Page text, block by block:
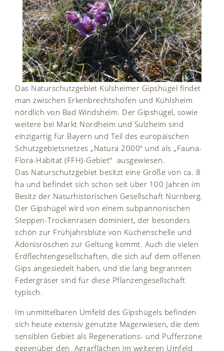
Das Naturschutzgebiet Külsheimer Gipshügel findet
man zwischen Erkenbrechtshofen und Kühlsheim
nördlich von Bad Windsheim. Der Gipshügel, sowie
weitere bei Markt Nordheim und Sulzheim sind
einzigartig für Bayern und Teil des europäischen
Schutzgebietsnetzes „Natura 2000“ und als „Fauna-
Flora-Habitat (FFH)-Gebiet“ ausgewiesen.
Das Naturschutzgebiet besitzt eine Größe von ca. 8
ha und befindet sich schon seit über 100 Jahren im
Besitz der Naturhistorischen Gesellschaft Nürnberg.
Der Gipshügel wird von einem subpannonischen
Steppen-Trockenrasen dominiert, der besonders
schön zur Frühjahrsblüte von Küchenschelle und
Adonisröschen zur Geltung kommt. Auch die vielen
Erdflechtengesellschaften, die sich auf dem offenen
Gips angesiedelt haben, und die lang begrannten
Federgräser sind für diese Pflanzengesellschaft
typisch.
Im unmittelbaren Umfeld des Gipshügels befinden
sich heute extensiv genutzte Magerwiesen, die dem
sensiblen Gebiet als Regenerations- und Pufferzone
gegenüber den Agrarflächen im weiteren Umfeld